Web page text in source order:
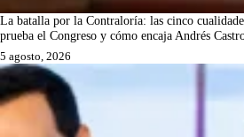
La batalla por la Contraloría: las cinco
prueba el Congreso y cómo encaja Andrés
5 agosto, 2026